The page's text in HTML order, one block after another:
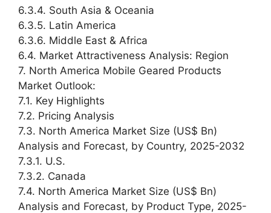
6.3.4. South Asia & Oceania
6.3.5. Latin America
6.3.6. Middle East & Africa
6.4. Market Attractiveness Analysis: Region
7. North America Mobile Geared Products
Market Outlook:
7.1. Key Highlights
7.2. Pricing Analysis
7.3. North America Market Size (US$ Bn)
Analysis and Forecast, by Country, 2025-2032
7.3.1. U.S.
7.3.2. Canada
7.4. North America Market Size (US$ Bn)
Analysis and Forecast, by Product Type, 2025-